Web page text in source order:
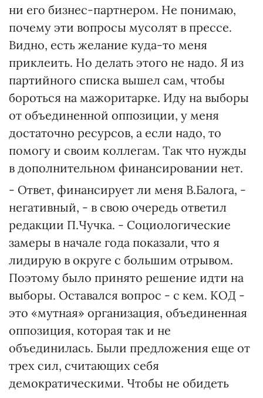
ни его бизнес-партнером. Не понимаю,
почему эти вопросы мусолят в прессе.
Видно, есть желание куда-то меня
приклеить. Но делать этого не надо. Я из
партийного списка вышел сам, чтобы
бороться на мажоритарке. Иду на выборы
от объединенной оппозиции, у меня
достаточно ресурсов, а если надо, то
помогу и своим коллегам. Так что нужды
в дополнительном финансировании нет.
- Ответ, финансирует ли меня В.Балога, -
негативный, - в свою очередь ответил
редакции П.Чучка. - Социологические
замеры в начале года показали, что я
лидирую в округе с большим отрывом.
Поэтому было принято решение идти на
выборы. Оставался вопрос - с кем. КОД -
это «мутная» организация, объединенная
оппозиция, которая так и не
объединилась. Были предложения еще от
трех сил, считающих себя
демократическими. Чтобы не обидеть